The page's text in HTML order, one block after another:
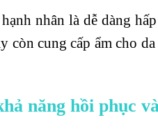
nhân là dễ dàng
còn cung cấp ẩm cho
năng hồi phục